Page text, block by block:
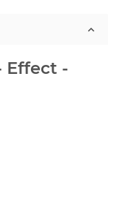
Effect -